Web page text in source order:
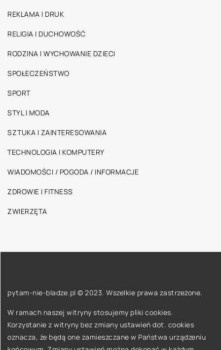
REKLAMA I DRUK
RELIGIA I DUCHOWOŚĆ
RODZINA I WYCHOWANIE DZIECI
SPOŁECZEŃSTWO
SPORT
STYL I MODA
SZTUKA I ZAINTERESOWANIA
TECHNOLOGIA I KOMPUTERY
WIADOMOŚCI / POGODA / INFORMACJE
ZDROWIE I FITNESS
ZWIERZĘTA
pytam-nie-bladze.pl © 2023. Wszelkie prawa zastrzeżone.
W ramach naszej witryny stosujemy pliki cookies.
Korzystanie z witryny bez zmiany ustawień dot. cookies
oznacza, że będą one zamieszczane w Państwa urządzeniu